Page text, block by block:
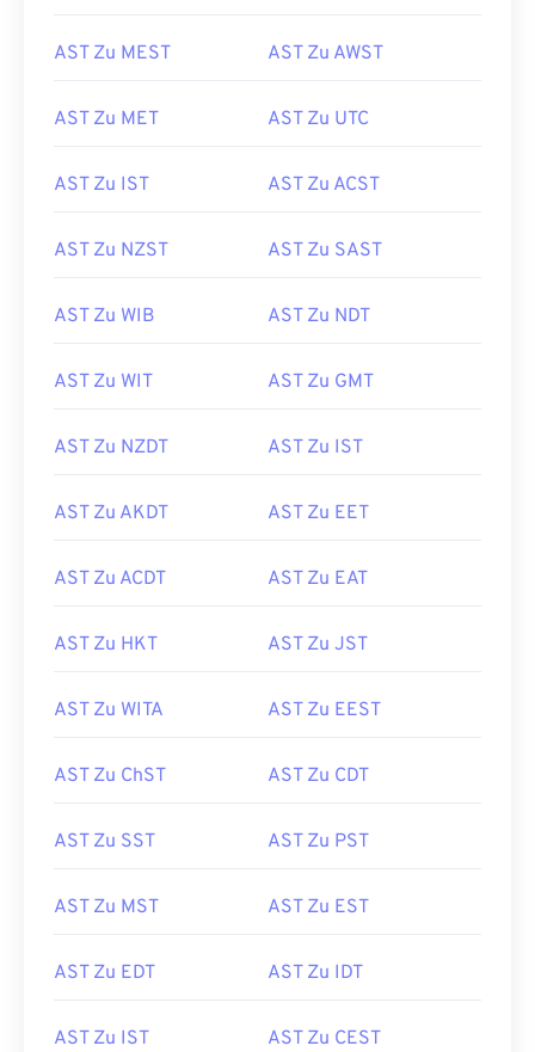
AST Zu MEST AST Zu AWST
AST Zu MET AST Zu UTC
AST Zu IST AST Zu ACST
AST Zu NZST AST Zu SAST
AST Zu WIB AST Zu NDT
AST Zu WIT AST Zu GMT
AST Zu NZDT AST Zu IST
AST Zu AKDT AST Zu EET
AST Zu ACDT AST Zu EAT
AST Zu HKT AST Zu JST
AST Zu WITA AST Zu EEST
AST Zu ChST AST Zu CDT
AST Zu SST AST Zu PST
AST Zu MST AST Zu EST
AST Zu EDT AST Zu IDT
AST Zu IST AST Zu CEST